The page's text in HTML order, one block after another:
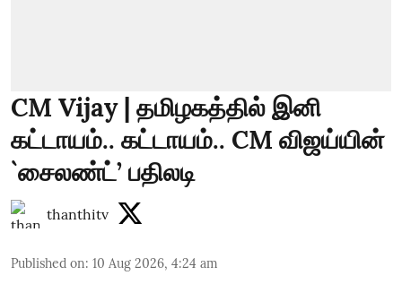
CM Vijay | தமிழகத்தில் இனி
கட்டாயம்.. கட்டாயம்.. CM விஜய்யின்
`சைலண்ட்’ பதிலடி
thanthitv
Published on: 10 Aug 2026, 4:24 am